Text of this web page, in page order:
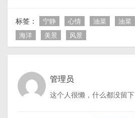
标签： 宁静 心情 油菜 油菜
海洋
美景 风景
管理员
这个人很懒，什么都没留下